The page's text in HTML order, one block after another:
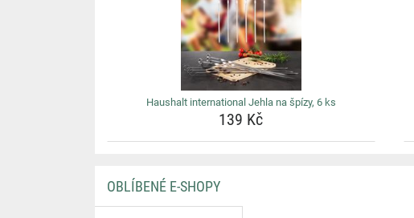
Haushalt international Jehla na špízy, 6 ks
139 Kč
OBLÍBENÉ E-SHOPY